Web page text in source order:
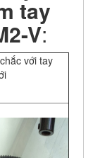
tay
V:
với tay